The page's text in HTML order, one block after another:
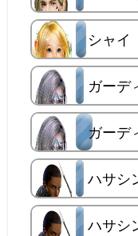
シャイ
シャイ
ガーディ
ガーデ
ガーディ
ガーデ
ハサシン(
ハサシ
ハサシン(
ハサシ